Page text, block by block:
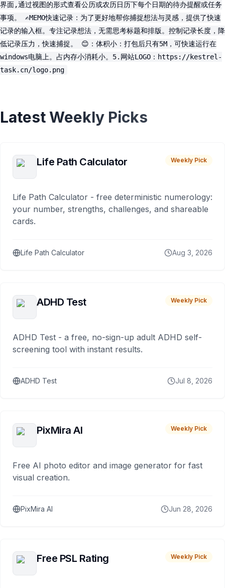
界面,通过视图的形式查看公历或农历日历下每个日期的待办提醒或任务
事项。 ✍️MEMO快速记录：为了更好地帮你捕捉想法与灵感，提供了快速
记录的输入框。专注记录想法，无需思考标题和排版。控制记录长度，降
低记录压力，快速捕捉。 😊：体积小：打包后只有5M，可快速运行在
windows电脑上。占内存小消耗小。5.网站LOGO：https://kestrel-
task.cn/logo.png
Latest Weekly Picks
Life Path Calculator Weekly Pick
Life Path Calculator - free deterministic numerology:
your number, strengths, challenges, and shareable
cards.
Life Path Calculator Aug 3, 2026
ADHD Test Weekly Pick
ADHD Test - a free, no-sign-up adult ADHD self-
screening tool with instant results.
ADHD Test Jul 8, 2026
PixMira AI Weekly Pick
Free AI photo editor and image generator for fast
visual creation.
PixMira AI Jun 28, 2026
Free PSL Rating Weekly Pick